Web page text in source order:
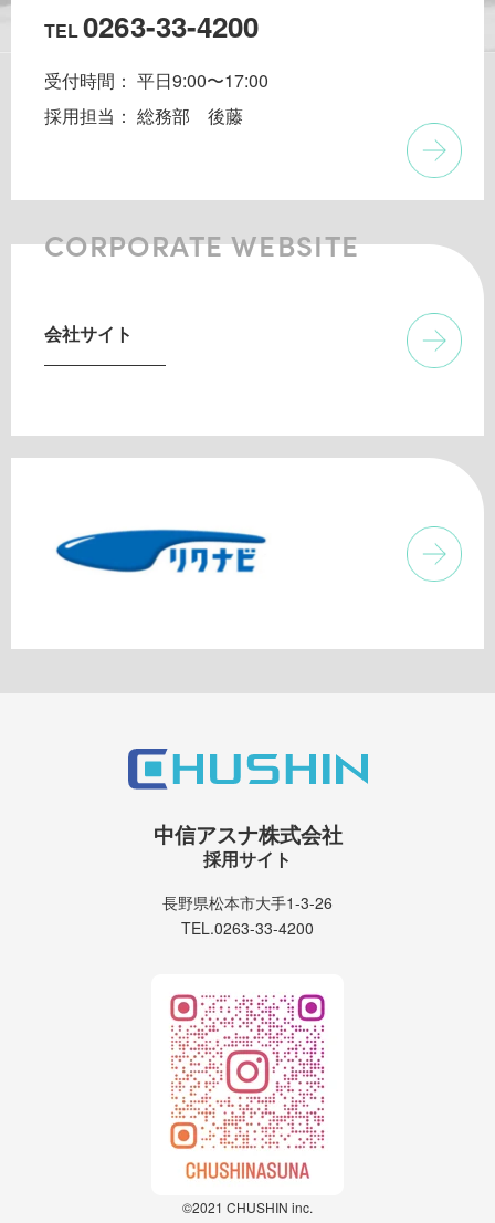
TEL0263-33-4200
受付時間： 平日9:00〜17:00
採用担当： 総務部 後藤
CORPORATE WEBSITE
会社サイト
中信アスナ株式会社
採用サイト
長野県松本市大手1-3-26
TEL.0263-33-4200
©2021 CHUSHIN inc.